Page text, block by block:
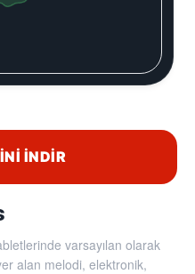
varsayılan olarak
alan melodi, elektronik,
İNDIR